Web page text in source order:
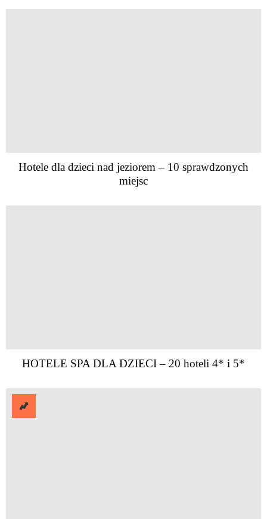
Hotele dla dzieci nad jeziorem – 10 sprawdzonych
miejsc
HOTELE SPA DLA DZIECI – 20 hoteli 4* i 5*